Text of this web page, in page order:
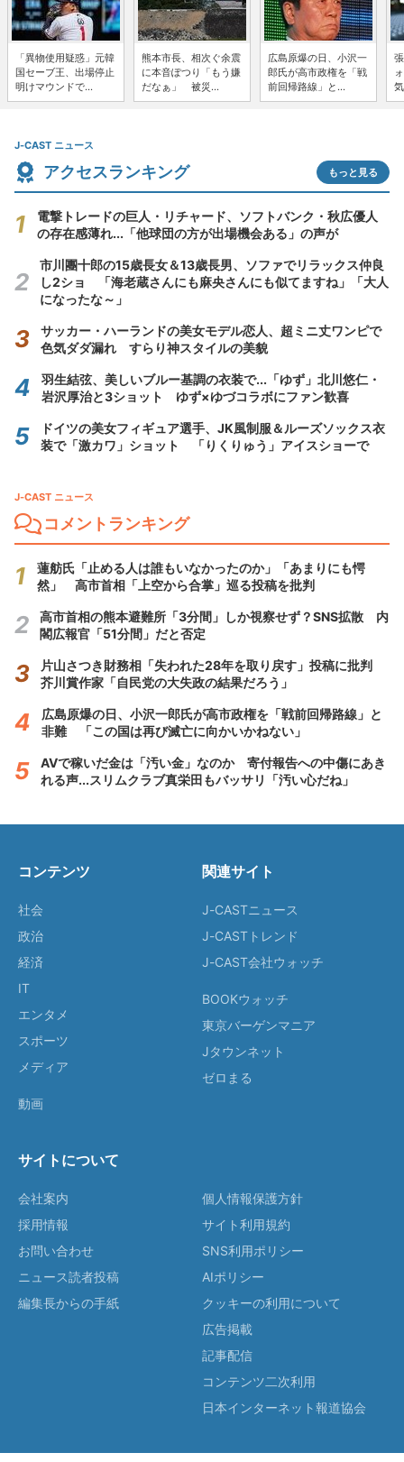
「異物使用疑惑」元韓
国セーブ王、出場停止
明けマウンドで...
熊本市長、相次ぐ余震
に本音ぽつり「もう嫌
だなぁ」 被災...
広島原爆の日、小沢一
郎氏が高市政権を「戦
前回帰路線」と...
J-CAST ニュース
アクセスランキング もっと見る
電撃トレードの巨人・リチャード、ソフトバンク・秋広優人
の存在感薄れ...「他球団の方が出場機会ある」の声が
市川團十郎の15歳長女＆13歳長男、ソファでリラックス仲良
し2ショ 「海老蔵さんにも麻央さんにも似てますね」「大人
になったな～」
サッカー・ハーランドの美女モデル恋人、超ミニ丈ワンピで
色気ダダ漏れ すらり神スタイルの美貌
羽生結弦、美しいブルー基調の衣装で...「ゆず」北川悠仁・
岩沢厚治と3ショット ゆず×ゆづコラボにファン歓喜
ドイツの美女フィギュア選手、JK風制服＆ルーズソックス衣
装で「激カワ」ショット 「りくりゅう」アイスショーで
J-CAST ニュース
コメントランキング
蓮舫氏「止める人は誰もいなかったのか」「あまりにも愕
然」 高市首相「上空から合掌」巡る投稿を批判
高市首相の熊本避難所「3分間」しか視察せず？SNS拡散 内
閣広報官「51分間」だと否定
片山さつき財務相「失われた28年を取り戻す」投稿に批判
芥川賞作家「自民党の大失政の結果だろう」
広島原爆の日、小沢一郎氏が高市政権を「戦前回帰路線」と
非難 「この国は再び滅亡に向かいかねない」
AVで稼いだ金は「汚い金」なのか 寄付報告への中傷にあき
れる声...スリムクラブ真栄田もバッサリ「汚い心だね」
コンテンツ
社会
政治
経済
IT
エンタメ
スポーツ
メディア
動画
関連サイト
J-CASTニュース
J-CASTトレンド
J-CAST会社ウォッチ
BOOKウォッチ
東京バーゲンマニア
Jタウンネット
ゼロまる
サイトについて
会社案内
採用情報
お問い合わせ
ニュース読者投稿
編集長からの手紙
個人情報保護方針
サイト利用規約
SNS利用ポリシー
AIポリシー
クッキーの利用について
広告掲載
記事配信
コンテンツ二次利用
日本インターネット報道協会